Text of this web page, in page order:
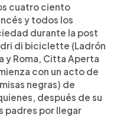
cuatro ciento
y todos los
durante la post
di biciclette (Ladrón
y Roma, Citta Aperta
con un acto de
negras) de
después de su
padres por llegar